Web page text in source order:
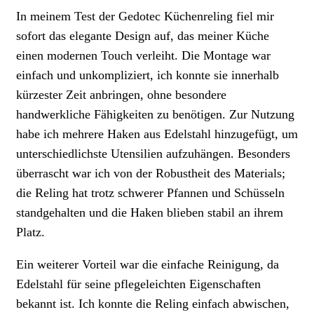
In meinem Test der Gedotec Küchenreling fiel mir
sofort das elegante Design auf, das meiner Küche
einen modernen Touch verleiht. Die Montage war
einfach und unkompliziert, ich konnte sie innerhalb
kürzester Zeit anbringen, ohne besondere
handwerkliche Fähigkeiten zu benötigen. Zur Nutzung
habe ich mehrere Haken aus Edelstahl hinzugefügt, um
unterschiedlichste Utensilien aufzuhängen. Besonders
überrascht war ich von der Robustheit des Materials;
die Reling hat trotz schwerer Pfannen und Schüsseln
standgehalten und die Haken blieben stabil an ihrem
Platz.
Ein weiterer Vorteil war die einfache Reinigung, da
Edelstahl für seine pflegeleichten Eigenschaften
bekannt ist. Ich konnte die Reling einfach abwischen,